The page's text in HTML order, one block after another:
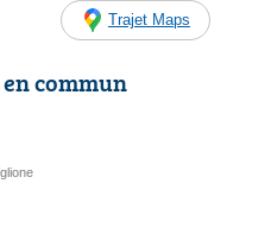
Trajet Maps
commun